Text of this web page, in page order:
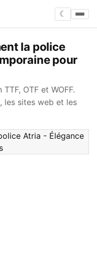
☾
la police
pour
OTF et WOFF.
les sites web et les